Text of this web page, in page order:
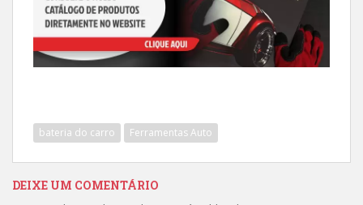
bateria do carro Ferramentas Auto
DEIXE UM COMENTÁRIO